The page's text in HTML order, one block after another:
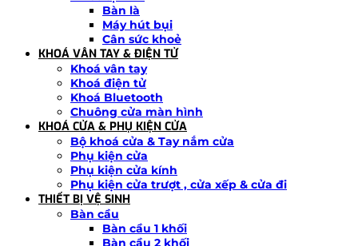
Bàn là
Máy hút bụi
Cân sức khoẻ
KHOÁ VÂN TAY & ĐIỆN TỬ
Khoá vân tay
Khoá điện tử
Khoá Bluetooth
Chuông cửa màn hình
KHOÁ CỬA & PHỤ KIỆN CỬA
Bộ khoá cửa & Tay nắm cửa
Phụ kiện cửa
Phụ kiện cửa kính
Phụ kiện cửa trượt , cửa xếp & cửa đi
THIẾT BỊ VỆ SINH
Bàn cầu
Bàn cầu 1 khối
Bàn cầu 2 khối